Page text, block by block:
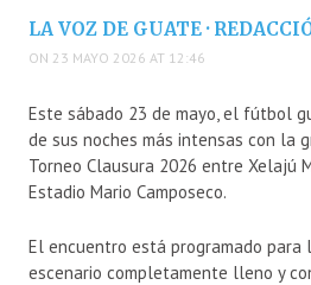
LA VOZ DE GUATE ·
ON 23 MAYO 2026 AT 12:46
Este sábado 23 de mayo, el fútbol
de sus noches más intensas con la
Torneo Clausura 2026 entre Xelajú
Estadio Mario Camposeco.
El encuentro está programado para
escenario completamente lleno y